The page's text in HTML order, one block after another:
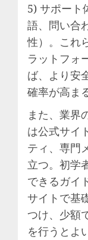
5) サポート
語、問い合
性）。これ
ラットフォ
ば、より安
確率が高まる
また、業界
は公式サイ
ティ、専門
立つ。初学
できるガイ
サイトで基
つけ、少額
を行うとよ